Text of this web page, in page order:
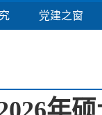
党建之窗